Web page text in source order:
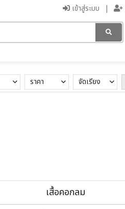
เข้าสู่ระบบ
จัดเรียง
ราคา
เสื้อคอกลม